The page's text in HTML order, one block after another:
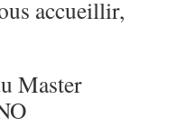
accueillir,
Master